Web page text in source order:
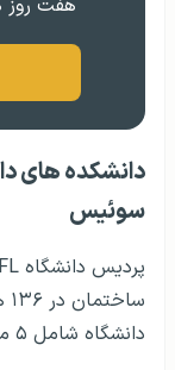
هفت
دانشکده های
سوئیس
دانشگاه شامل ۵ مدرسه و ۲ کالج می‌شود.